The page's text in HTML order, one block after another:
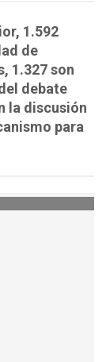
1.592
de
1.327 son
debate
la discusión
para